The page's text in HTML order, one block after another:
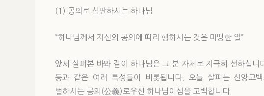
(1) 공의로 심판하시는 하나님
“하나님께서 자신의 공의에 따라 행하시는 것은 마땅한 일”
앞서 살펴본 바와 같이 하나님은 그 분 자체로 지극히 선하십
등과 같은 여러 특성들이 비롯됩니다. 오늘 살피는 신앙고
벌하시는 공의(公義)로우신 하나님이심을 고백합니다.